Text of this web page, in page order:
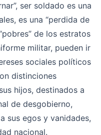
ser soldado es una
es una “perdida de
de los estratos
militar, pueden ir
sociales políticos
distinciones
hijos, destinados a
de desgobierno,
sus egos y vanidades,
nacional.